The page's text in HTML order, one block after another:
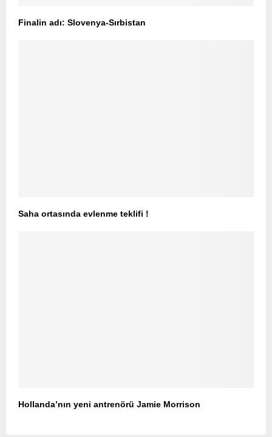
Finalin adı: Slovenya-Sırbistan
Saha ortasında evlenme teklifi !
Hollanda’nın yeni antrenörü Jamie Morrison